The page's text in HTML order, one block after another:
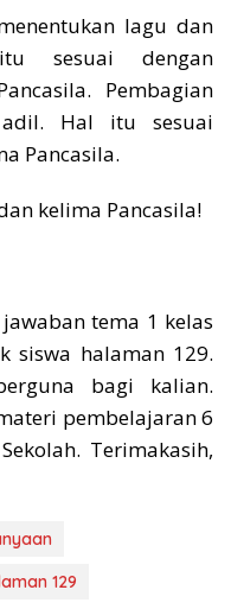
lagu dan
sesuai dengan
Pembagian
adil. Hal itu sesuai
Pancasila.
kelima Pancasila!
tema 1 kelas
siswa halaman 129.
bagi kalian.
pembelajaran 6
Terimakasih,
129